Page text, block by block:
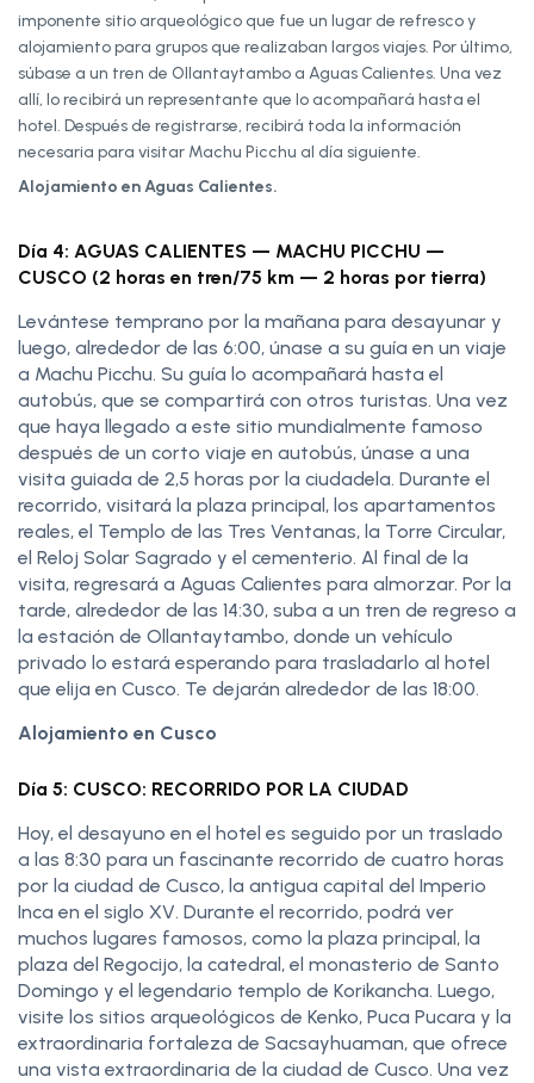
imponente sitio arqueológico que fue un lugar de refresco y
alojamiento para grupos que realizaban largos viajes. Por último,
súbase a un tren de Ollantaytambo a Aguas Calientes. Una vez
allí, lo recibirá un representante que lo acompañará hasta el
hotel. Después de registrarse, recibirá toda la información
necesaria para visitar Machu Picchu al día siguiente.
Alojamiento en Aguas Calientes.
Día 4: AGUAS CALIENTES — MACHU PICCHU —
CUSCO (2 horas en tren/75 km — 2 horas por tierra)
Levántese temprano por la mañana para desayunar y
luego, alrededor de las 6:00, únase a su guía en un viaje
a Machu Picchu. Su guía lo acompañará hasta el
autobús, que se compartirá con otros turistas. Una vez
que haya llegado a este sitio mundialmente famoso
después de un corto viaje en autobús, únase a una
visita guiada de 2,5 horas por la ciudadela. Durante el
recorrido, visitará la plaza principal, los apartamentos
reales, el Templo de las Tres Ventanas, la Torre Circular,
el Reloj Solar Sagrado y el cementerio. Al final de la
visita, regresará a Aguas Calientes para almorzar. Por la
tarde, alrededor de las 14:30, suba a un tren de regreso a
la estación de Ollantaytambo, donde un vehículo
privado lo estará esperando para trasladarlo al hotel
que elija en Cusco. Te dejarán alrededor de las 18:00.
Alojamiento en Cusco
Día 5: CUSCO: RECORRIDO POR LA CIUDAD
Hoy, el desayuno en el hotel es seguido por un traslado
a las 8:30 para un fascinante recorrido de cuatro horas
por la ciudad de Cusco, la antigua capital del Imperio
Inca en el siglo XV. Durante el recorrido, podrá ver
muchos lugares famosos, como la plaza principal, la
plaza del Regocijo, la catedral, el monasterio de Santo
Domingo y el legendario templo de Korikancha. Luego,
visite los sitios arqueológicos de Kenko, Puca Pucara y la
extraordinaria fortaleza de Sacsayhuaman, que ofrece
una vista extraordinaria de la ciudad de Cusco. Una vez